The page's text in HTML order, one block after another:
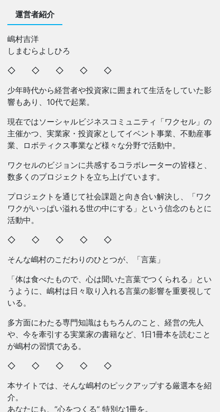
運営者紹介
嶋村吉洋
しまむらよしひろ
◇ ◇ ◇ ◇ ◇
少年時代から経営者や投資家に囲まれて生活をしていた影
響もあり、10代で起業。
現在ではソーシャルビジネスコミュニティ「ワクセル」の
主催かつ、実業家・投資家としてイベント事業、不動産事
業、ロボティクス事業など様々な分野で活動中。
ワクセルのビジョンに共感するコラボレーターの皆様と、
数多くのプロジェクトを立ち上げています。
プロジェクトを通じて社会課題と向き合い解決し、「ワク
ワクがいっぱい溢れる世の中にする」という信念のもとに
活動中。
◇ ◇ ◇ ◇ ◇
そんな嶋村のこだわりのひとつが、「言葉」
「体は食べたもので、心は聞いた言葉でつくられる」とい
うように、嶋村は日々取り入れる言葉の影響を重要視して
いる。
多方面にわたる専門知識はもちろんのこと、経営の先人
や、今を牽引する実業家の書籍など、1日1冊本を読むこと
が嶋村の習慣である。
◇ ◇ ◇ ◇ ◇
本サイトでは、そんな嶋村のピックアップする厳選本を紹
介。
あなたにも、”心をつくる” 特別な1冊を。